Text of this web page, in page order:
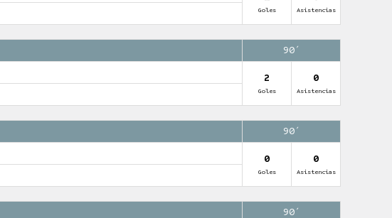
Goles Asistencias
90′
2
Goles
0
Asistencias
90′
0
Goles
0
Asistencias
90′